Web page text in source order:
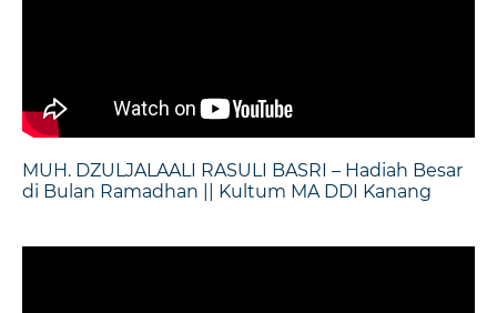
MUH. DZULJALAALI RASULI BASRI – Hadiah Besar
di Bulan Ramadhan || Kultum MA DDI Kanang